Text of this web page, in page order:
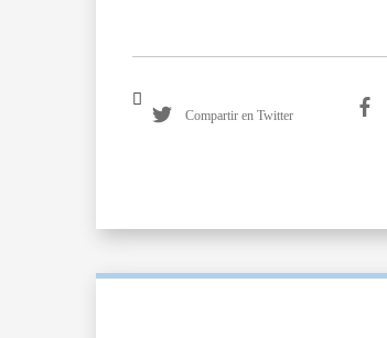
Compartir en Twitter